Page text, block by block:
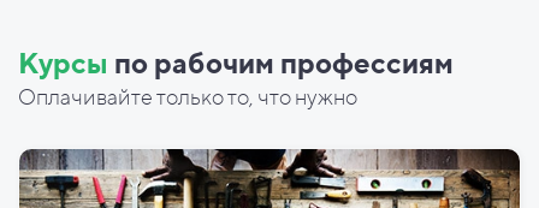
Курсы по рабочим профессиям
Оплачивайте только то, что нужно